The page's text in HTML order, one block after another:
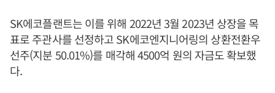
SK에코플랜트는 이를 위해 2022년 3월 2023년 상장을 목
표로 주관사를 선정하고 SK에코엔지니어링의 상환전환우
선주(지분 50.01%)를 매각해 4500억 원의 자금도 확보했
다.